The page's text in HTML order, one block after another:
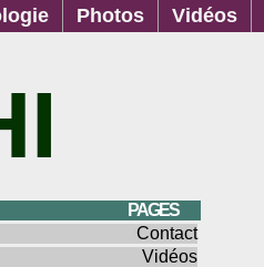
Vidéos
Photos
PAGES
Contact
Vidéos